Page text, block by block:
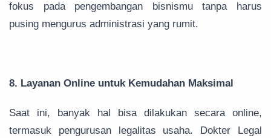
fokus pada pengembangan bisnismu tanpa harus
pusing mengurus administrasi yang rumit.
8. Layanan Online untuk Kemudahan Maksimal
Saat ini, banyak hal bisa dilakukan secara online,
termasuk pengurusan legalitas usaha. Dokter Legal